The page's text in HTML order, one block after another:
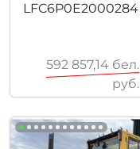
LFC6P0E2000284
592 857,14бел.
руб.
руб.